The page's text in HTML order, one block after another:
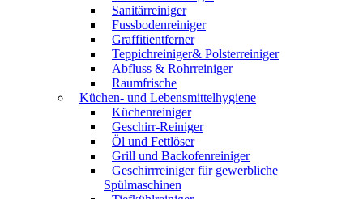
Sanitärreiniger
Fussbodenreiniger
Graffitientferner
Teppichreiniger& Polsterreiniger
Abfluss & Rohrreiniger
Raumfrische
Küchen- und Lebensmittelhygiene
Küchenreiniger
Geschirr-Reiniger
Öl und Fettlöser
Grill und Backofenreiniger
Geschirrreiniger für gewerbliche
Spülmaschinen